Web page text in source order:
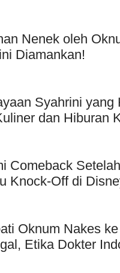
Nenek oleh
Diamankan!
Syahrini
dan Hiburan
Comeback
Knock-Off di
Oknum Nakes
Etika Dokter